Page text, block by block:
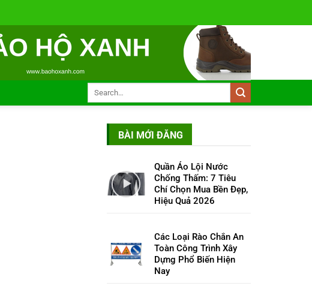
BÀI MỚI ĐĂNG
Quần Áo Lội Nước
Chống Thấm: 7 Tiêu
Chí Chọn Mua Bền Đẹp,
Hiệu Quả 2026
Các Loại Rào Chắn An
Toàn Công Trình Xây
Dựng Phổ Biến Hiện
Nay